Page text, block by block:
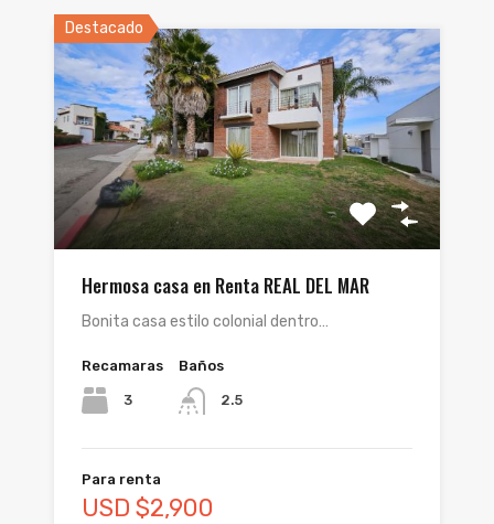
Destacado
Hermosa casa en Renta REAL DEL MAR
Bonita casa estilo colonial dentro…
Recamaras
3
Baños
2.5
Para renta
USD $2,900